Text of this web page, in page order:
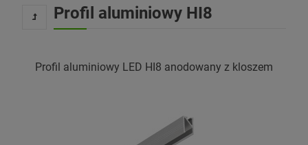
Profil aluminiowy HI8
Profil aluminiowy LED HI8 anodowany z kloszem